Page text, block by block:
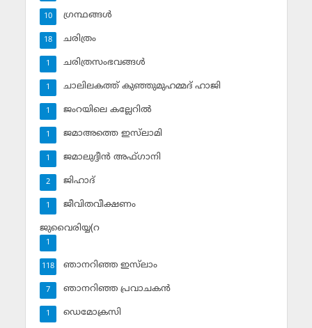
ഗ്രന്ഥങ്ങള്‍
10
ചരിത്രം
18
ചരിത്രസംഭവങ്ങള്‍
1
ചാലിലകത്ത് കുഞ്ഞുമുഹമ്മദ് ഹാജി
1
ജംറയിലെ കല്ലേറില്‍
1
ജമാഅത്തെ ഇസ്‌ലാമി
1
ജമാലുദ്ദീന്‍ അഫ്ഗാനി
1
ജിഹാദ്‌
2
ജീവിതവീക്ഷണം
1
ജുവൈരിയ്യ(റ
1
ഞാനറിഞ്ഞ ഇസ്‌ലാം
118
ഞാനറിഞ്ഞ പ്രവാചകന്‍
7
ഡെമോക്രസി
1